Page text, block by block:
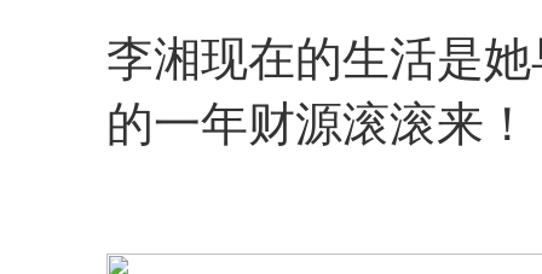
李湘现在的生活是
的一年财源滚滚来！